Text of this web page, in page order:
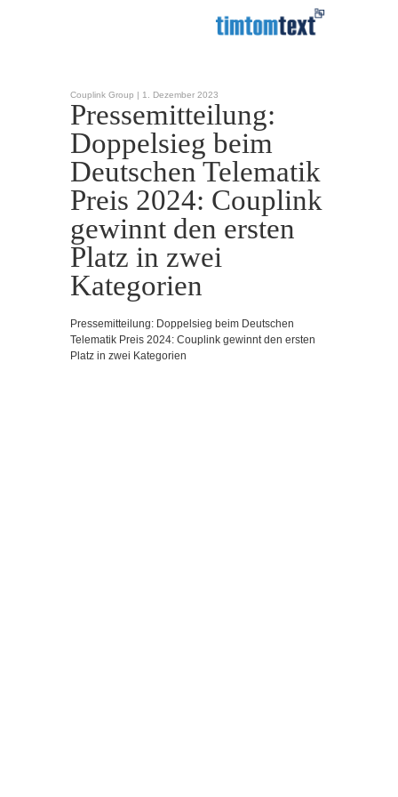
Couplink Group | 1. Dezember 2023
Pressemitteilung:
Doppelsieg beim
Deutschen Telematik
Preis 2024: Couplink
gewinnt den ersten
Platz in zwei
Kategorien
Pressemitteilung: Doppelsieg beim Deutschen
Telematik Preis 2024: Couplink gewinnt den ersten
Platz in zwei Kategorien